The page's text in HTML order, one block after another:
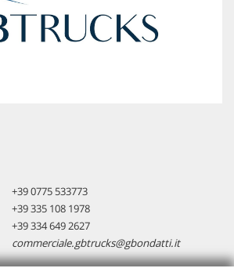
+39 0775 533773
+39 335 108 1978
+39 334 649 2627
commerciale.gbtrucks@gbondatti.it